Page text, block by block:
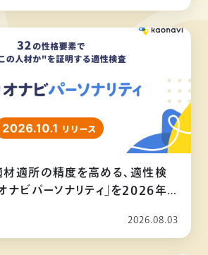
適所の精度を高める、適性検
ナビパーソナリティ」を2026年
2026.08.03